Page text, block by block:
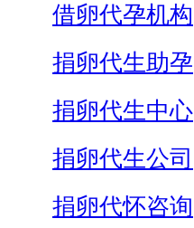
借卵代孕机构
捐卵代生助孕
捐卵代生中心
捐卵代生公司
捐卵代怀咨询